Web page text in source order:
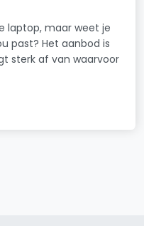
laptop, maar weet je
past? Het aanbod is
sterk af van waarvoor